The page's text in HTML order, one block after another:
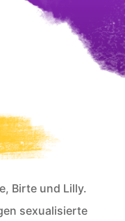
Birte und Lilly.
sexualisierte